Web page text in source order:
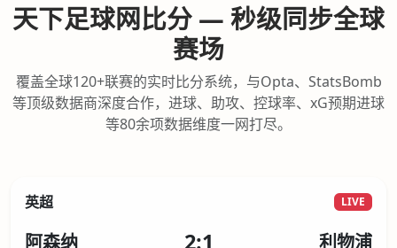
天下足球网比分 — 秒级同步全球
赛场
覆盖全球120+联赛的实时比分系统，与Opta、StatsBomb
等顶级数据商深度合作，进球、助攻、控球率、xG预期进球
等80余项数据维度一网打尽。
英超 LIVE
阿森纳 2:1 利物浦